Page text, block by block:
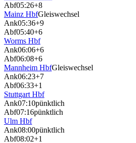
Abf05:26+8
Mainz HbfGleiswechsel
Ank05:36+9
Abf05:40+6
Worms Hbf
Ank06:06+6
Abf06:08+6
Mannheim HbfGleiswechsel
Ank06:23+7
Abf06:33+1
Stuttgart Hbf
Ank07:10pünktlich
Abf07:16pünktlich
Ulm Hbf
Ank08:00pünktlich
Abf08:02+1